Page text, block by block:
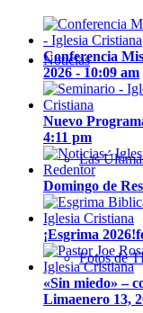
Noticias
Las
Fotos de
Conferencia
2026 - 10:09 am
Nuevo
4:11 pm
Domingo de
¡Esgrima 2026!
«Sin miedo» –
Limaenero 13,